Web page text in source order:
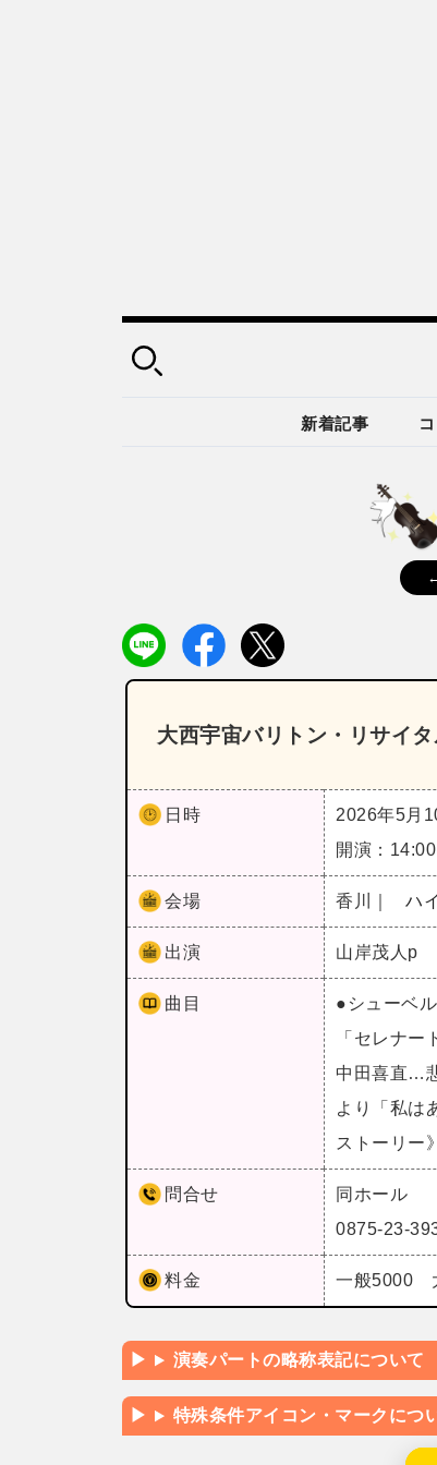
新着記事
大西宇宙バリトン・リサイ
日時
2026年5月
開演：14:00
会場 香川｜ ハ
出演 山岸茂人p
曲目
●シューベ
「セレナ
中田喜直…
より「私は
ストーリー
問合せ
同ホール
0875-23-
料金 一般5000
演奏パートの略称表記について
特殊条件アイコン・マークにつ